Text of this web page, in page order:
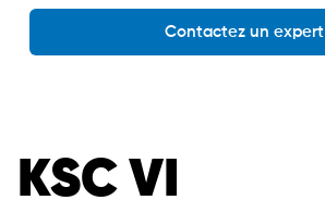
Contactez un expert
KSC VI